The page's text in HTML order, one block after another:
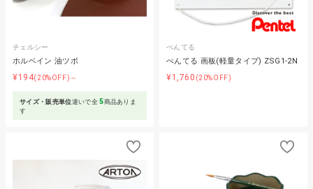
チェルシー
ホルベイン 油ツボ
¥194(20%OFF)～
サイズ・販売単位違いで全5商品ありま
す
ぺんてる
ぺんてる 画板(軽量タイプ) ZSG1-2N
¥1,760 (20%OFF)